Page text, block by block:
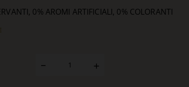
0% AROMI ARTIFICIALI, 0% COLORANTI